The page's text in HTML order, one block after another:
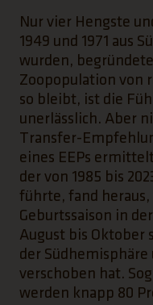
Nur vier Hengste
1949 und 1971 aus
wurden,
Zoopopulation von
so bleibt, ist die
unerlässlich. Aber
Transfer-
eines EEPs
der von 1985 bis
führte, fand heraus,
Geburtssaison in
August bis Oktober
der Südhemisphäre
verschoben hat.
werden knapp 80